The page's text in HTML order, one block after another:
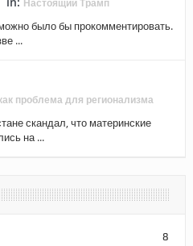
Настоящий Трамп
было бы прокомментировать.
...
проблема для регионализма
скандал, что материнские
на ...
8